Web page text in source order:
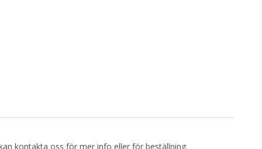
kontakta oss för mer info eller för beställning.